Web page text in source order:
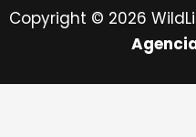
Copyright © 2026